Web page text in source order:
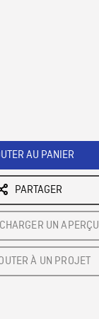
AU PANIER
PARTAGER
UN APERÇU
À UN PROJET